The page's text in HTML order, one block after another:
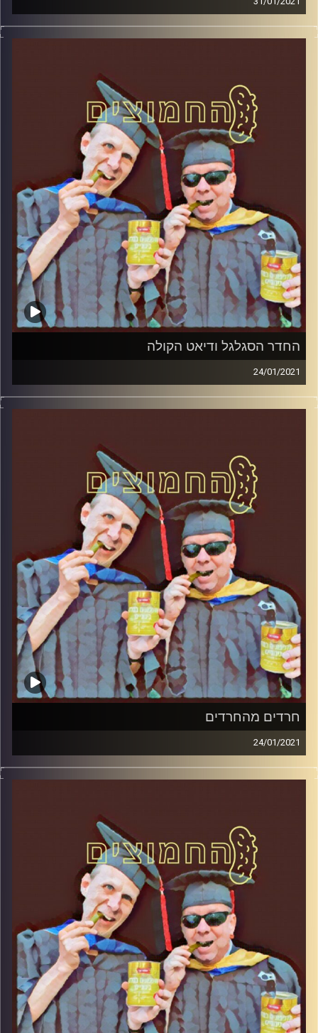
החמוצים – בפעם הרביעית
עם פרופסור בועז בן-דוד ופרופסור גלעד
הירשברגר
והפעם: אנטישמיות מימין ומשמאל
קרדיט תמונות:AudioVersity
החדר הסגלגל ודיאט הקולה
24/01/2021
החמוצים – בפעם הרביעית
עם פרופסור בועז בן-דוד ופרופסור גלעד
הירשברגר
והפעם: החדר הסגלגל ודיאט הקולה
קרדיט תמונות:AudioVersity
חרדים מהחרדים
24/01/2021
החמוצים – בפעם הרביעית
עם פרופסור בועז בן-דוד ופרופסור גלעד
הירשברגר
והפעם: חרדים מהחרדים
קרדיט תמונות:AudioVersity